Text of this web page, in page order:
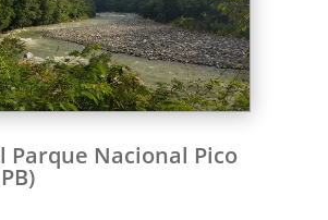
Parque Nacional Pico